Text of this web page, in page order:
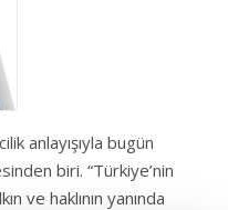
anlayışıyla bugün
biri. “Türkiye’nin
ve haklının yanında